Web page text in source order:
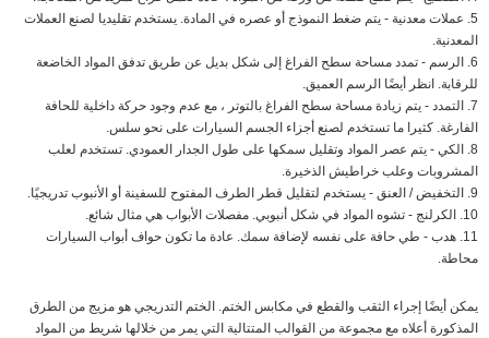
5. عملات معدنية - يتم ضغط النموذج أو عصره في المادة. يستخدم تقليديا لصنع العملات
المعدنية.
6. الرسم - تمدد مساحة سطح الفراغ إلى شكل بديل عن طريق تدفق المواد الخاضعة
للرقابة. انظر أيضًا الرسم العميق.
7. التمدد - يتم زيادة مساحة سطح الفراغ بالتوتر ، مع عدم وجود حركة داخلية للحافة
الفارغة. كثيرا ما تستخدم لصنع أجزاء الجسم السيارات على نحو سلس.
8. الكي - يتم عصر المواد وتقليل سمكها على طول الجدار العمودي. تستخدم لعلب
المشروبات وعلب خراطيش الذخيرة.
9. التخفيض / العنق - يستخدم لتقليل قطر الطرف المفتوح للسفينة أو الأنبوب تدريجيًا.
10. الكرلنج - تشوه المواد في شكل أنبوبي. مفصلات الأبواب هي مثال شائع.
11. هدب - طي حافة على نفسه لإضافة سمك. عادة ما تكون حواف أبواب السيارات
محاطة.
يمكن أيضًا إجراء الثقب والقطع في مكابس الختم. الختم التدريجي هو مزيج من الطرق
المذكورة أعلاه مع مجموعة من القوالب المتتالية التي يمر من خلالها شريط من المواد